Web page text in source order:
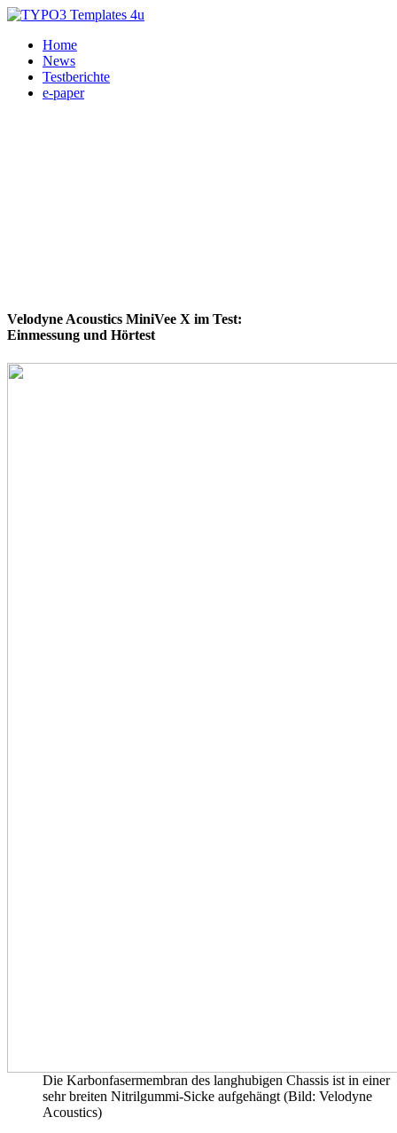
Home
News
Testberichte
e-paper
Velodyne Acoustics MiniVee X im Test:
Einmessung und Hörtest
Die Karbonfasermembran des langhubigen Chassis ist in einer
sehr breiten Nitrilgummi-Sicke aufgehängt (Bild: Velodyne
Acoustics)